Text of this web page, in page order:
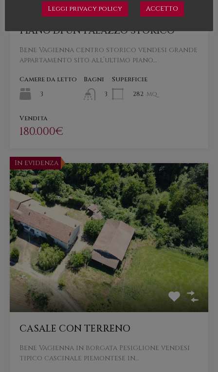
GRANDE APPARTAMENTO ULTIMO
PIANO DI UN PALAZZO STORICO
Bene Vagienna centro storico vendesi grande
appartamento sito all’ultimo piano…
Camere da letto
3
Bagni
3
Superficie
282 mq
Vendita
180.000€
In evidenza
CASALE CON TERRENO
Bene Vagienna in borgata Pesiglione vendesi
tipico cascinale piemontese in…
Leggi privacy policy ACCETTO